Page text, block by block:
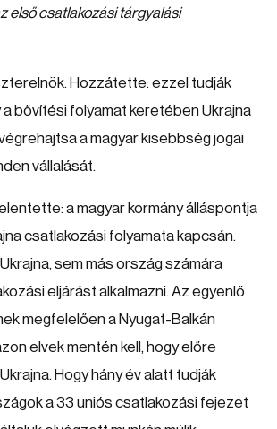
első csatlakozási tárgyalási
Hozzátette: ezzel tudják
a bővítési folyamat keretében Ukrajna
a magyar kisebbség jogai
vállalását.
a magyar kormány álláspontja
csatlakozási folyamata kapcsán.
sem más ország számára
eljárást alkalmazni. Az egyenlő
megfelelően a Nyugat-Balkán
elvek mentén kell, hogy előre
Hogy hány év alatt tudják
a 33 uniós csatlakozási fejezet